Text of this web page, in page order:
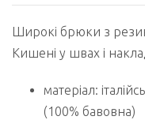
Широкі брюки з
Кишені у швах і
матеріал:
(100% бавовна)